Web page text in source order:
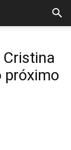
Cristina
próximo